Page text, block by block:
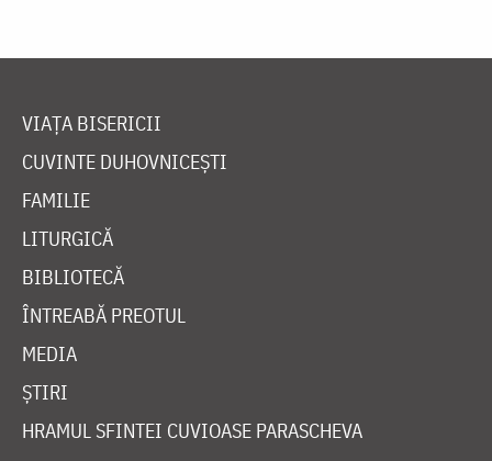
VIAȚA BISERICII
CUVINTE DUHOVNICEȘTI
FAMILIE
LITURGICĂ
BIBLIOTECĂ
ÎNTREABĂ PREOTUL
MEDIA
ȘTIRI
HRAMUL SFINTEI CUVIOASE PARASCHEVA